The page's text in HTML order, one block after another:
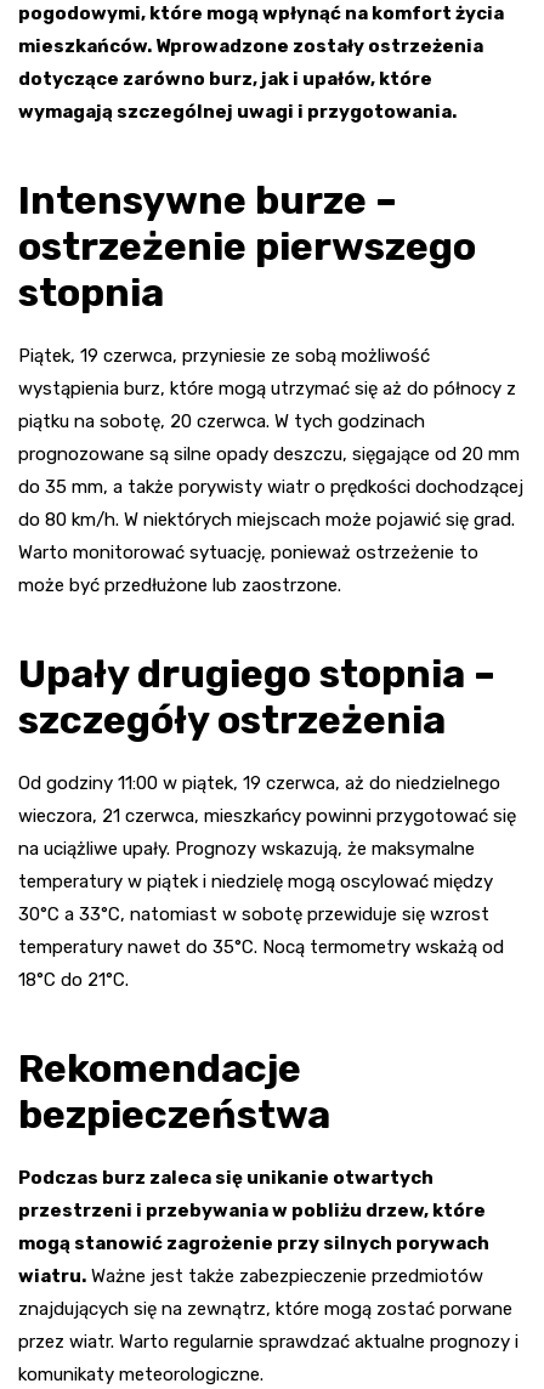
pogodowymi, które mogą wpłynąć na komfort życia
mieszkańców. Wprowadzone zostały ostrzeżenia
dotyczące zarówno burz, jak i upałów, które
wymagają szczególnej uwagi i przygotowania.
Intensywne burze –
ostrzeżenie pierwszego
stopnia
Piątek, 19 czerwca, przyniesie ze sobą możliwość
wystąpienia burz, które mogą utrzymać się aż do północy z
piątku na sobotę, 20 czerwca. W tych godzinach
prognozowane są silne opady deszczu, sięgające od 20 mm
do 35 mm, a także porywisty wiatr o prędkości dochodzącej
do 80 km/h. W niektórych miejscach może pojawić się grad.
Warto monitorować sytuację, ponieważ ostrzeżenie to
może być przedłużone lub zaostrzone.
Upały drugiego stopnia –
szczegóły ostrzeżenia
Od godziny 11:00 w piątek, 19 czerwca, aż do niedzielnego
wieczora, 21 czerwca, mieszkańcy powinni przygotować się
na uciążliwe upały. Prognozy wskazują, że maksymalne
temperatury w piątek i niedzielę mogą oscylować między
30°C a 33°C, natomiast w sobotę przewiduje się wzrost
temperatury nawet do 35°C. Nocą termometry wskażą od
18°C do 21°C.
Rekomendacje
bezpieczeństwa
Podczas burz zaleca się unikanie otwartych
przestrzeni i przebywania w pobliżu drzew, które
mogą stanowić zagrożenie przy silnych porywach
wiatru. Ważne jest także zabezpieczenie przedmiotów
znajdujących się na zewnątrz, które mogą zostać porwane
przez wiatr. Warto regularnie sprawdzać aktualne prognozy i
komunikaty meteorologiczne.